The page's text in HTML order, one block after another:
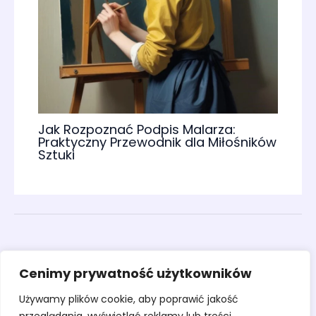
Cenimy prywatność użytkowników
Używamy plików cookie, aby poprawić jakość
Jak Rozpoznać Podpis Malarza:
Praktyczny Przewodnik dla Miłośników
Sztuki
Rzeźby
Sztuka
Warsztaty